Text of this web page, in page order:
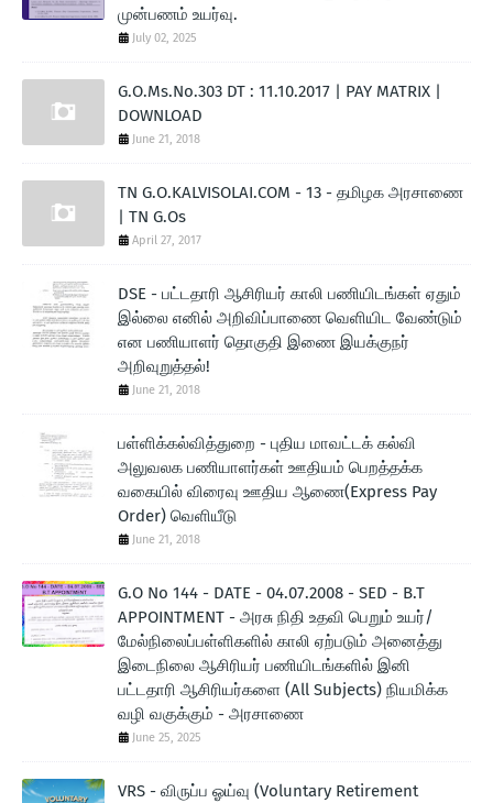
முன்பணம் உயர்வு.
July 02, 2025
G.O.Ms.No.303 DT : 11.10.2017 | PAY MATRIX |
DOWNLOAD
June 21, 2018
TN G.O.KALVISOLAI.COM - 13 - தமிழக அரசாணை
| TN G.Os
April 27, 2017
DSE - பட்டதாரி ஆசிரியர் காலி பணியிடங்கள் ஏதும்
இல்லை எனில் அறிவிப்பாணை வெளியிட வேண்டும்
என பணியாளர் தொகுதி இணை இயக்குநர்
அறிவுறுத்தல்!
June 21, 2018
பள்ளிக்கல்வித்துறை - புதிய மாவட்டக் கல்வி
அலுவலக பணியாளர்கள் ஊதியம் பெறத்தக்க
வகையில் விரைவு ஊதிய ஆணை(Express Pay
Order) வெளியீடு
June 21, 2018
G.O No 144 - DATE - 04.07.2008 - SED - B.T
APPOINTMENT - அரசு நிதி உதவி பெறும் உயர்/
மேல்நிலைப்பள்ளிகளில் காலி ஏற்படும் அனைத்து
இடைநிலை ஆசிரியர் பணியிடங்களில் இனி
பட்டதாரி ஆசிரியர்களை (All Subjects) நியமிக்க
வழி வகுக்கும் - அரசாணை
June 25, 2025
VRS - விருப்ப ஓய்வு (Voluntary Retirement